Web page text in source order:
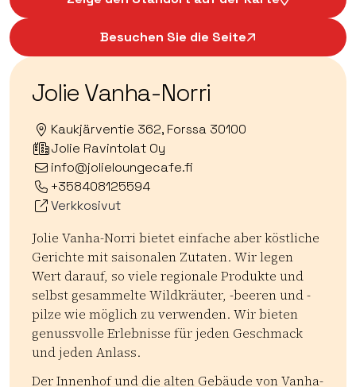
Besuchen Sie die Seite
Jolie Vanha-Norri
Kaukjärventie 362, Forssa 30100
Jolie Ravintolat Oy
info@jolieloungecafe.fi
+358408125594
Verkkosivut
Jolie Vanha-Norri bietet einfache aber köstliche
Gerichte mit saisonalen Zutaten. Wir legen
Wert darauf, so viele regionale Produkte und
selbst gesammelte Wildkräuter, -beeren und -
pilze wie möglich zu verwenden. Wir bieten
genussvolle Erlebnisse für jeden Geschmack
und jeden Anlass.
Der Innenhof und die alten Gebäude von Vanha-